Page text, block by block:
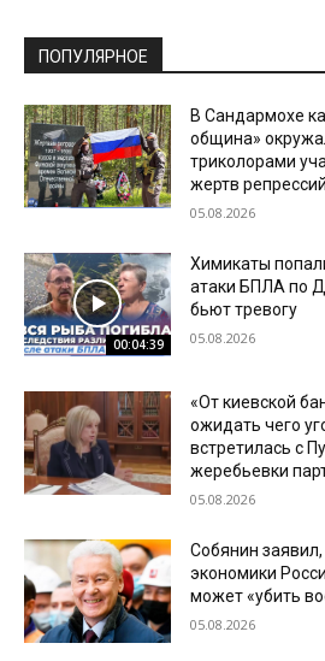
ПОПУЛЯРНОЕ
В Сандармохе
община»
триколорами
жертв репрессий
05.08.2026
00:04:39
Химикаты
атаки БПЛА по
бьют тревогу
05.08.2026
«От киевской
ожидать чего
встретилась с
жеребьевки
05.08.2026
Собянин
экономики
может «убить
05.08.2026